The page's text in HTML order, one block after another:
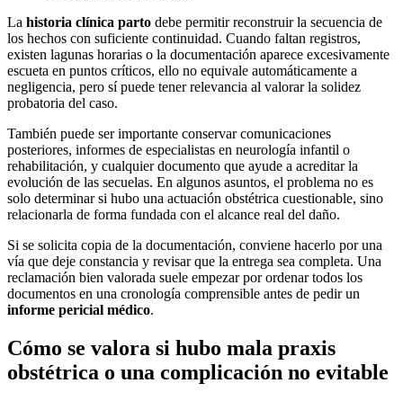
La historia clínica parto debe permitir reconstruir la secuencia de
los hechos con suficiente continuidad. Cuando faltan registros,
existen lagunas horarias o la documentación aparece excesivamente
escueta en puntos críticos, ello no equivale automáticamente a
negligencia, pero sí puede tener relevancia al valorar la solidez
probatoria del caso.
También puede ser importante conservar comunicaciones
posteriores, informes de especialistas en neurología infantil o
rehabilitación, y cualquier documento que ayude a acreditar la
evolución de las secuelas. En algunos asuntos, el problema no es
solo determinar si hubo una actuación obstétrica cuestionable, sino
relacionarla de forma fundada con el alcance real del daño.
Si se solicita copia de la documentación, conviene hacerlo por una
vía que deje constancia y revisar que la entrega sea completa. Una
reclamación bien valorada suele empezar por ordenar todos los
documentos en una cronología comprensible antes de pedir un
informe pericial médico.
Cómo se valora si hubo mala praxis
obstétrica o una complicación no evitable